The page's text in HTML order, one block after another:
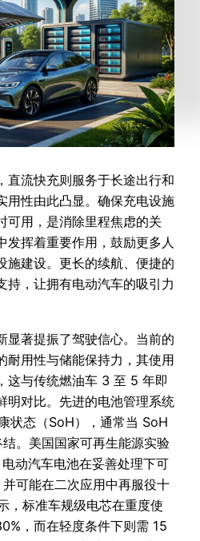
直流快充则服务于长途出行和
用性由此凸显。确保充电设施
可用，是消除里程焦虑的关
发挥着重要作用，鼓励更多人
施建设。更长的续航、便捷的
持，让拥有电动汽车的吸引力
显著提振了驾驶信心。当前的
耐用性与储能保持力，其使用
这与传统燃油车 3 至 5 年即
明对比。先进的电池管理系统
状态（SoH），通常当 SoH
。美国国家可再生能源实验
动汽车电池在妥善处理下可
可能在二次应用中再服役十
，标准车规级电芯在重度使
，而在轻度条件下则需 15